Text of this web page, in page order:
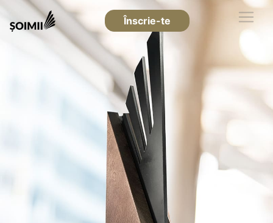
Înscrie-te